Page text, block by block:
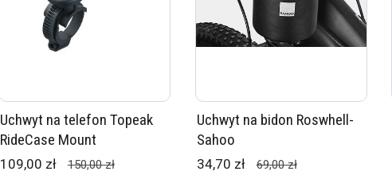
Uchwyt na telefon Topeak
RideCase Mount
109,00 zł 150,00 zł
Uchwyt na bidon Roswhell-
Sahoo
34,70 zł 69,00 zł